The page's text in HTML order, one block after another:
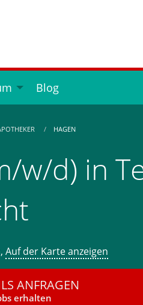
Blog
HAGEN
w/d) in
Auf der Karte anzeigen
ANFRAGEN
erhalten